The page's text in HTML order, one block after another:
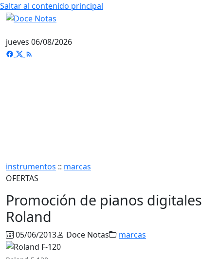
Saltar al contenido principal
jueves 06/08/2026
instrumentos :: marcas
OFERTAS
Promoción de pianos digitales
Roland
05/06/2013 Doce Notas marcas